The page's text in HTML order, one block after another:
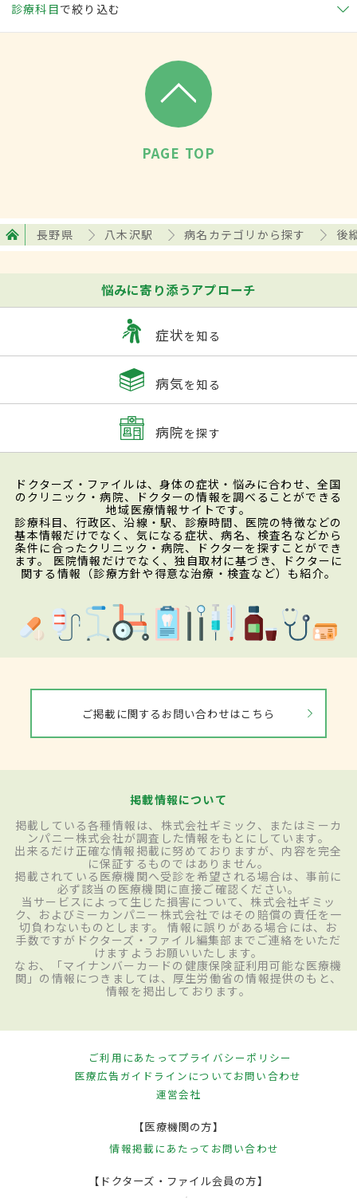
診療科目で絞り込む
PAGE TOP
長野県 八木沢駅 病名カテゴリから探す 後
悩みに寄り添うアプローチ
症状を知る
病気を知る
病院を探す
ドクターズ・ファイルは、身体の症状・悩みに合わせ、全国
のクリニック・病院、ドクターの情報を調べることができる
地域医療情報サイトです。
診療科目、行政区、沿線・駅、診療時間、医院の特徴などの
基本情報だけでなく、気になる症状、病名、検査名などから
条件に合ったクリニック・病院、ドクターを探すことができ
ます。 医院情報だけでなく、独自取材に基づき、ドクターに
関する情報（診療方針や得意な治療・検査など）も紹介。
ご掲載に関するお問い合わせはこちら
掲載情報について
掲載している各種情報は、株式会社ギミック、またはミーカ
ンパニー株式会社が調査した情報をもとにしています。
出来るだけ正確な情報掲載に努めておりますが、内容を完全
に保証するものではありません。
掲載されている医療機関へ受診を希望される場合は、事前に
必ず該当の医療機関に直接ご確認ください。
当サービスによって生じた損害について、株式会社ギミッ
ク、およびミーカンパニー株式会社ではその賠償の責任を一
切負わないものとします。 情報に誤りがある場合には、お
手数ですがドクターズ・ファイル編集部までご連絡をいただ
けますようお願いいたします。
なお、「マイナンバーカードの健康保険証利用可能な医療機
関」の情報につきましては、厚生労働省の情報提供のもと、
情報を掲出しております。
ご利用にあたってプライバシーポリシー
医療広告ガイドラインについてお問い合わせ
運営会社
【医療機関の方】
情報掲載にあたって お問い合わせ
【ドクターズ・ファイル会員の方】